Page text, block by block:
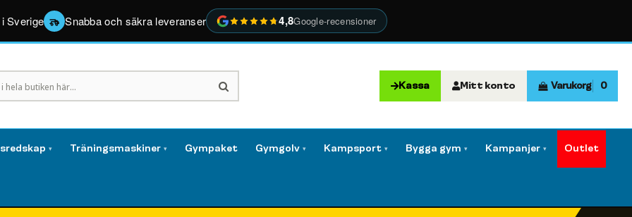
Sverige Snabba och säkra leveranser 4,8Google-recensioner
Kassa Mitt konto Varukorg 0
▾ Träningsmaskiner ▾ Gympaket Gymgolv ▾ Kampsport ▾ Bygga gym ▾ Kampanjer ▾ Outlet